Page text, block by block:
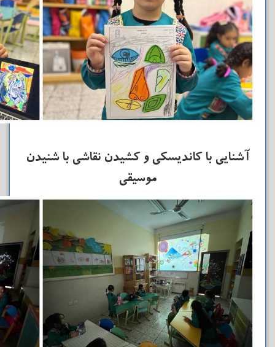
آشنایی با کاندیسکی و کشیدن نقاشی با شنیدن
موسیقی